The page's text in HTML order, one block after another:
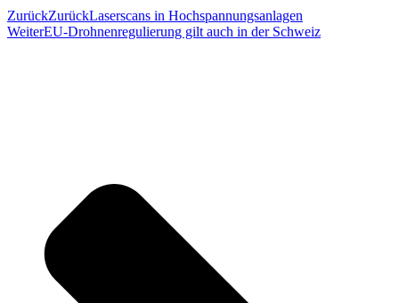
ZurückZurückLaserscans in Hochspannungsanlagen
WeiterEU-Drohnenregulierung gilt auch in der Schweiz